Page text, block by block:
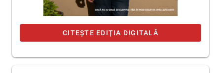
CITEȘTE EDIȚIA DIGITALĂ